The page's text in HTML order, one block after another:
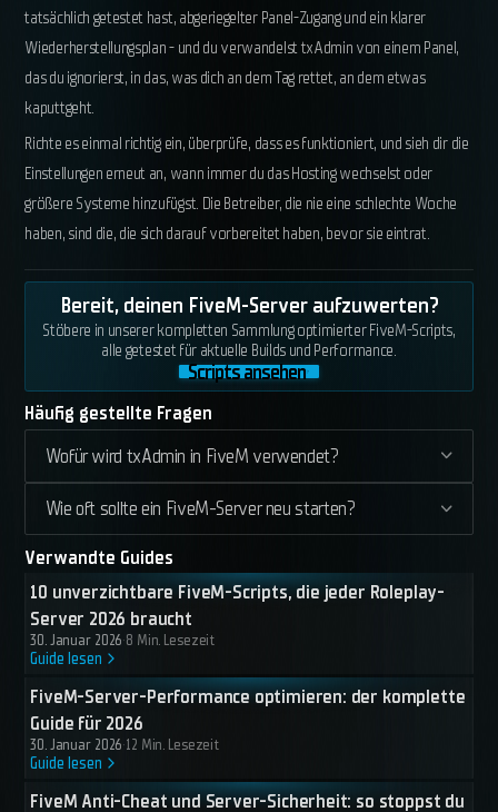
tatsächlich getestet hast, abgeriegelter Panel-Zugang und ein klarer
Wiederherstellungsplan - und du verwandelst txAdmin von einem Panel,
das du ignorierst, in das, was dich an dem Tag rettet, an dem etwas
kaputtgeht.
Richte es einmal richtig ein, überprüfe, dass es funktioniert, und sieh dir die
Einstellungen erneut an, wann immer du das Hosting wechselst oder
größere Systeme hinzufügst. Die Betreiber, die nie eine schlechte Woche
haben, sind die, die sich darauf vorbereitet haben, bevor sie eintrat.
Bereit, deinen FiveM-Server aufzuwerten?
Stöbere in unserer kompletten Sammlung optimierter FiveM-Scripts,
alle getestet für aktuelle Builds und Performance.
Scripts ansehen
Häufig gestellte Fragen
Wofür wird txAdmin in FiveM verwendet?
Wie oft sollte ein FiveM-Server neu starten?
Verwandte Guides
10 unverzichtbare FiveM-Scripts, die jeder Roleplay-
Server 2026 braucht
30. Januar 2026·8 Min. Lesezeit
Guide lesen
FiveM-Server-Performance optimieren: der komplette
Guide für 2026
30. Januar 2026·12 Min. Lesezeit
Guide lesen
FiveM Anti-Cheat und Server-Sicherheit: so stoppst du